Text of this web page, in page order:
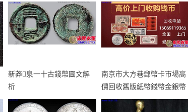
新莽泉一十古錢幣圖文解
析
南京市大方巷郵幣卡市場高
價回收舊版紙幣錢幣金銀幣
紀念鈔連體鈔